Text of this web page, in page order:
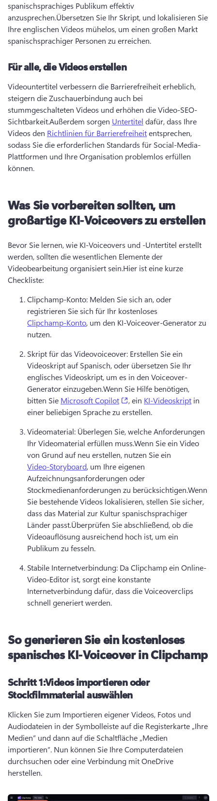
spanischsprachiges Publikum effektiv
anzusprechen.Übersetzen Sie Ihr Skript, und lokalisieren Sie
Ihre englischen Videos mühelos, um einen großen Markt
spanischsprachiger Personen zu erreichen.
Für alle, die Videos erstellen
Videountertitel verbessern die Barrierefreiheit erheblich,
steigern die Zuschauerbindung auch bei
stummgeschalteten Videos und erhöhen die Video-SEO-
Sichtbarkeit.Außerdem sorgen Untertitel dafür, dass Ihre
Videos den Richtlinien für Barrierefreiheit entsprechen,
sodass Sie die erforderlichen Standards für Social-Media-
Plattformen und Ihre Organisation problemlos erfüllen
können.
Was Sie vorbereiten sollten, um
großartige KI-Voiceovers zu erstellen
Bevor Sie lernen, wie KI-Voiceovers und -Untertitel erstellt
werden, sollten die wesentlichen Elemente der
Videobearbeitung organisiert sein.Hier ist eine kurze
Checkliste:
Clipchamp-Konto: Melden Sie sich an, oder
registrieren Sie sich für Ihr kostenloses
Clipchamp-Konto, um den KI-Voiceover-Generator zu
nutzen.
Skript für das Videovoiceover: Erstellen Sie ein
Videoskript auf Spanisch, oder übersetzen Sie Ihr
englisches Videoskript, um es in den Voiceover-
Generator einzugeben.Wenn Sie Hilfe benötigen,
bitten Sie Microsoft Copilot (opens in a new tab)
, ein KI-Videoskript in
einer beliebigen Sprache zu erstellen.
Videomaterial: Überlegen Sie, welche Anforderungen
Ihr Videomaterial erfüllen muss.Wenn Sie ein Video
von Grund auf neu erstellen, nutzen Sie ein
Video-Storyboard, um Ihre eigenen
Aufzeichnungsanforderungen oder
Stockmedienanforderungen zu berücksichtigen.Wenn
Sie bestehende Videos lokalisieren, stellen Sie sicher,
dass das Material zur Kultur spanischsprachiger
Länder passt.Überprüfen Sie abschließend, ob die
Videoauflösung ausreichend hoch ist, um ein
Publikum zu fesseln.
Stabile Internetverbindung: Da Clipchamp ein Online-
Video-Editor ist, sorgt eine konstante
Internetverbindung dafür, dass die Voiceoverclips
schnell generiert werden.
So generieren Sie ein kostenloses
spanisches KI-Voiceover in Clipchamp
Schritt 1:Videos importieren oder
Stockfilmmaterial auswählen
Klicken Sie zum Importieren eigener Videos, Fotos und
Audiodateien in der Symbolleiste auf die Registerkarte „Ihre
Medien“ und dann auf die Schaltfläche „Medien
importieren“. Nun können Sie Ihre Computerdateien
durchsuchen oder eine Verbindung mit OneDrive
herstellen.